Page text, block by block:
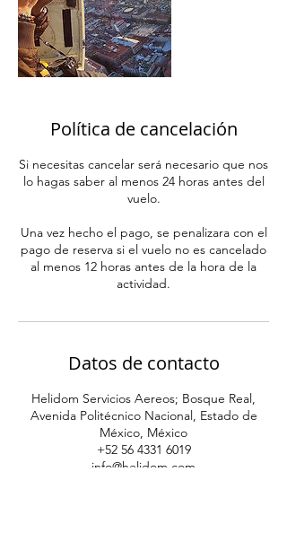
Política de cancelación
Si necesitas cancelar será necesario que nos
lo hagas saber al menos 24 horas antes del
vuelo.
Una vez hecho el pago, se penalizara con el
pago de reserva si el vuelo no es cancelado
al menos 12 horas antes de la hora de la
actividad.
Datos de contacto
Helidom Servicios Aereos; Bosque Real,
Avenida Politécnico Nacional, Estado de
México, México
‪+52 56 4331 6019‬
info@helidom.com